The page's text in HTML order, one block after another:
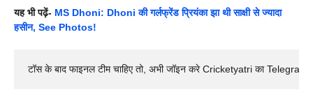
यह भी पढ़ें- MS Dhoni: Dhoni की गर्लफ्रेंड प्रियंका झा थी साक्षी से ज्यादा
हसीन, See Photos!
टॉस के बाद फाइनल टीम चाहिए तो, अभी जॉइन करे Cricketyatri का